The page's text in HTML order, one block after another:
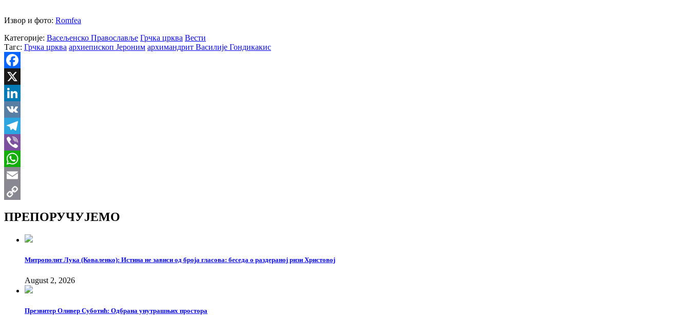
Извор и фото: Romfea
Категорије: Васељенско Православље Грчка црква Вести
Тагс: Грчка црква архиепископ Јероним архимандрит Василије Гондикакис
Facebook
X
LinkedIn
VK
Telegram
Viber
WhatsApp
Email
ПРЕПОРУЧУЈЕМО
Митрополит Лука (Коваленко): Истина не зависи од броја гласова: беседа о раздераној ризи Христовој
August 2, 2026
Презвитер Оливер Суботић: Одбрана унутрашњих простора